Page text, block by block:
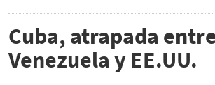
Cuba, atrapada
Venezuela y EE.UU.